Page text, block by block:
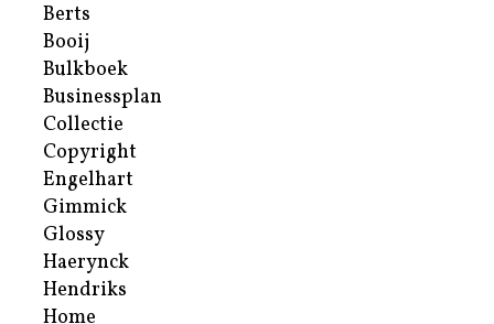
Berts
Booij
Bulkboek
Businessplan
Collectie
Copyright
Engelhart
Gimmick
Glossy
Haerynck
Hendriks
Home